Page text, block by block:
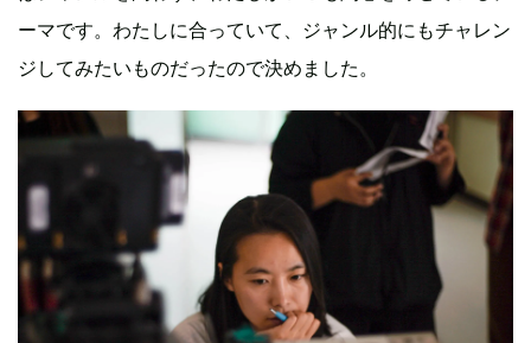
ーマです。わたしに合っていて、ジャンル的にもチャレン
ジしてみたいものだったので決めました。